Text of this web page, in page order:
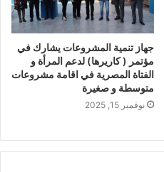
جهاز تنمية المشروعات يشارك في
مؤتمر ( كاريرها) لدعم المرأة و
الفتاة المصرية في اقامة مشروعات
متوسطة و صغيرة
نوفمبر 15, 2025